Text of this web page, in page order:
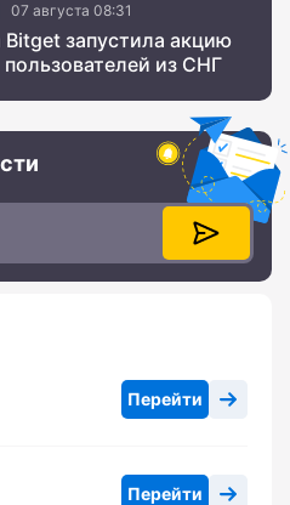
07 августа 08:31
запустила акцию
из СНГ
Перейти
Перейти